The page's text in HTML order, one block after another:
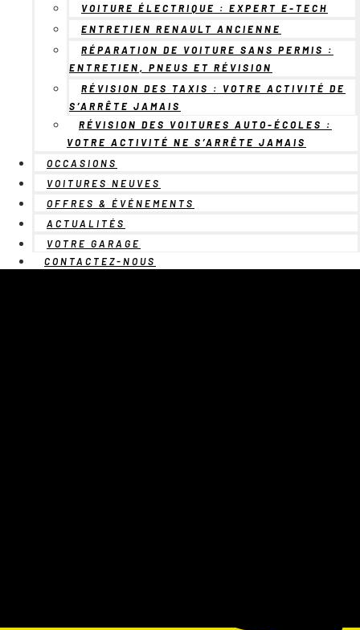
VOITURE ÉLECTRIQUE : EXPERT E-TECH
ENTRETIEN RENAULT ANCIENNE
RÉPARATION DE VOITURE SANS PERMIS :
ENTRETIEN, PNEUS ET RÉVISION
RÉVISION DES TAXIS : VOTRE ACTIVITÉ DE
S’ARRÊTE JAMAIS
RÉVISION DES VOITURES AUTO-ÉCOLES :
VOTRE ACTIVITÉ NE S’ARRÊTE JAMAIS
OCCASIONS
VOITURES NEUVES
OFFRES & ÉVÉNEMENTS
ACTUALITÉS
VOTRE GARAGE
CONTACTEZ-NOUS